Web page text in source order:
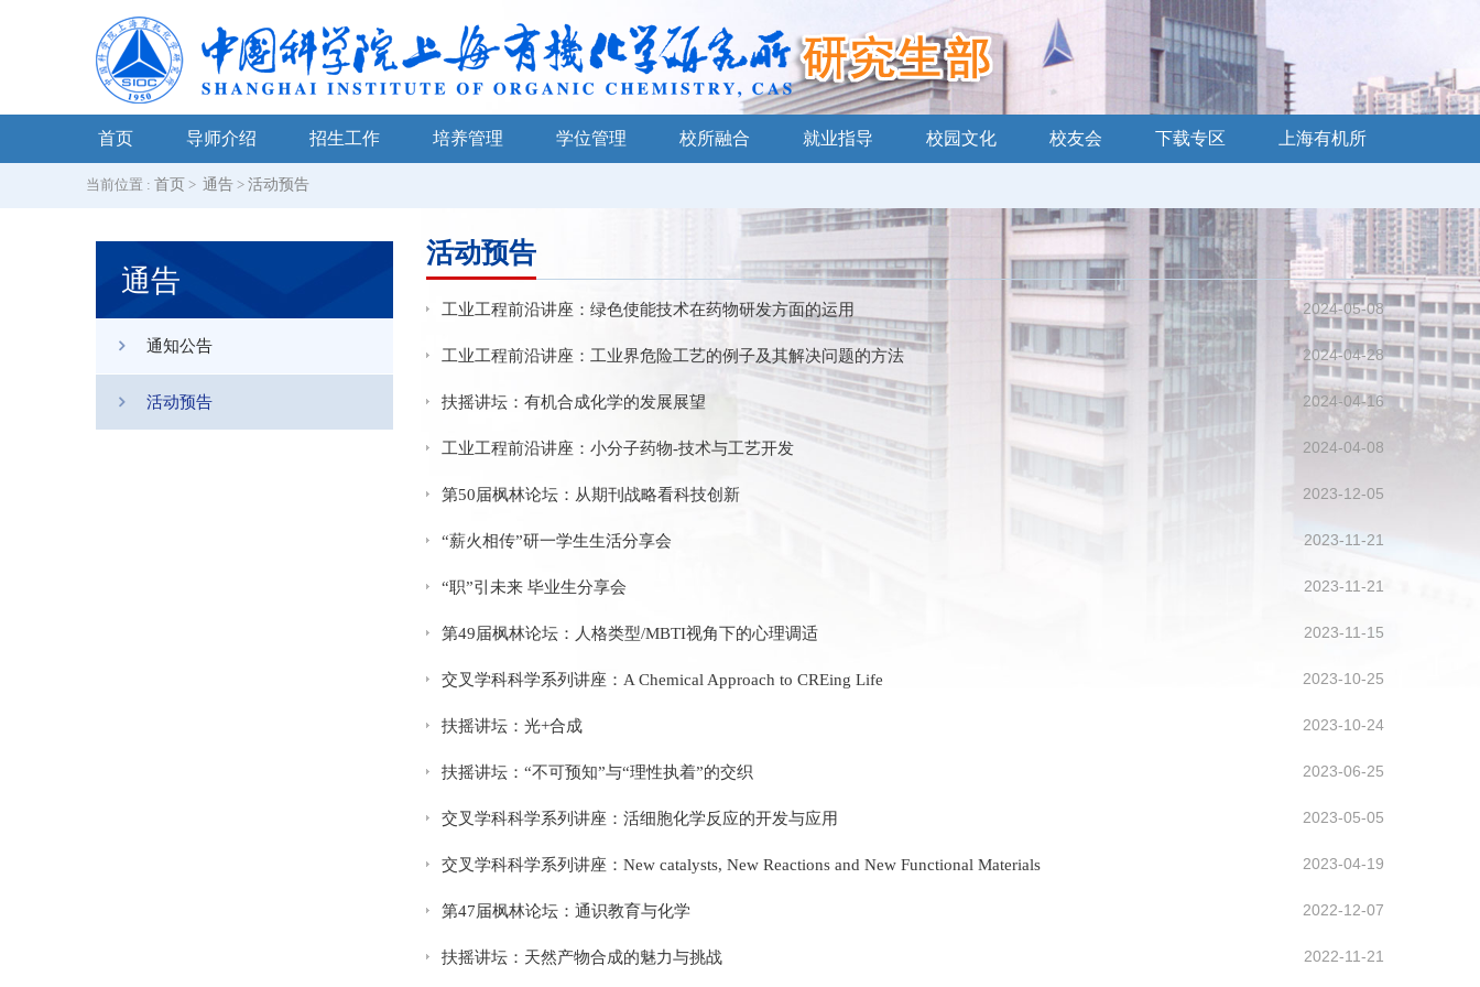
首页 导师介绍 招生工作 培养管理 学位管理 校所融合 就业指导 校园文化 校友会 下载专区 上海有机所
当前位置 : 首页 > 通告> 活动预告
通告
通知公告
活动预告
活动预告
2024-05-08
工业工程前沿讲座：绿色使能技术在药物研发方面的运用
2024-04-28
工业工程前沿讲座：工业界危险工艺的例子及其解决问题的方法
2024-04-16
扶摇讲坛：有机合成化学的发展展望
2024-04-08
工业工程前沿讲座：小分子药物-技术与工艺开发
2023-12-05
第50届枫林论坛：从期刊战略看科技创新
2023-11-21
“薪火相传”研一学生生活分享会
2023-11-21
“职”引未来 毕业生分享会
2023-11-15
第49届枫林论坛：人格类型/MBTI视角下的心理调适
2023-10-25
交叉学科科学系列讲座：A Chemical Approach to CREing Life
2023-10-24
扶摇讲坛：光+合成
2023-06-25
扶摇讲坛：“不可预知”与“理性执着”的交织
2023-05-05
交叉学科科学系列讲座：活细胞化学反应的开发与应用
2023-04-19
交叉学科科学系列讲座：New catalysts, New Reactions and New Functional Materials
2022-12-07
第47届枫林论坛：通识教育与化学
2022-11-21
扶摇讲坛：天然产物合成的魅力与挑战